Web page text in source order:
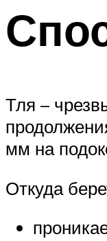
Тля –
мм на
Откуда